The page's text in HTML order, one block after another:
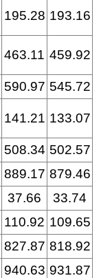
195.28 193.16
463.11 459.92
590.97 545.72
141.21 133.07
508.34 502.57
889.17 879.46
37.66
33.74
110.92 109.65
827.87 818.92
940.63 931.87